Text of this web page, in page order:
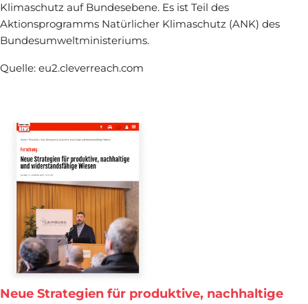
Klimaschutz auf Bundesebene. Es ist Teil des
Aktionsprogramms Natürlicher Klimaschutz (ANK) des
Bundesumweltministeriums.
Quelle: eu2.cleverreach.com
Neue Strategien für produktive, nachhaltige